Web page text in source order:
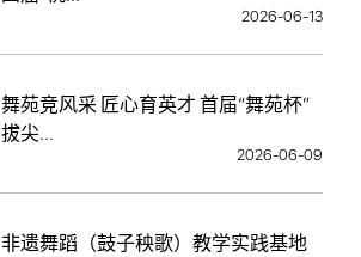
2026-06-13
舞苑竞风采 匠心育英才 首届“舞苑杯”
拔尖...
2026-06-09
非遗舞蹈（鼓子秧歌）教学实践基地